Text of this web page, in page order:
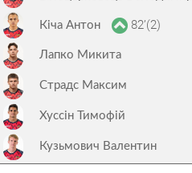
Кіча Антон 82’(2)
Лапко Микита
Страдс Максим
Хуссін Тимофій
Кузьмович Валентин